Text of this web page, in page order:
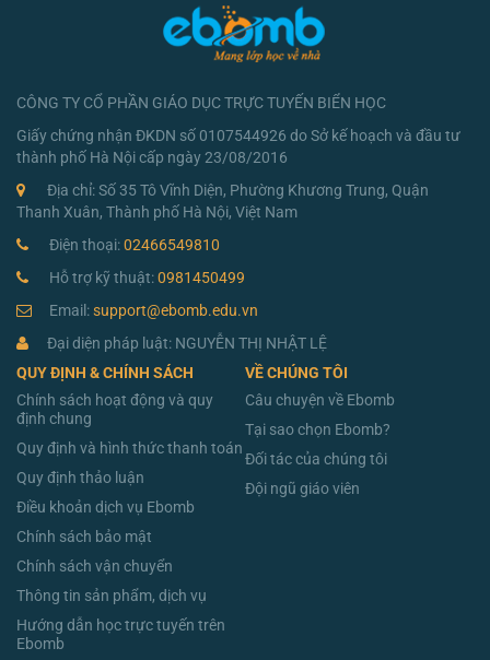
CÔNG TY CỔ PHẦN GIÁO DỤC TRỰC TUYẾN BIỂN HỌC
Giấy chứng nhận ĐKDN số 0107544926 do Sở kế hoạch và đầu tư
thành phố Hà Nội cấp ngày 23/08/2016
Địa chỉ: Số 35 Tô Vĩnh Diện, Phường Khương Trung, Quận
Thanh Xuân, Thành phố Hà Nội, Việt Nam
Điện thoại:02466549810
Hỗ trợ kỹ thuật:0981450499
Email:support@ebomb.edu.vn
Đại diện pháp luật: NGUYỄN THỊ NHẬT LỆ
QUY ĐỊNH & CHÍNH SÁCH
Chính sách hoạt động và quy
định chung
Quy định và hình thức thanh toán
Quy định thảo luận
Điều khoản dịch vụ Ebomb
Chính sách bảo mật
Chính sách vận chuyển
Thông tin sản phẩm, dịch vụ
Hướng dẫn học trực tuyến trên
Ebomb
VỀ CHÚNG TÔI
Câu chuyện về Ebomb
Tại sao chọn Ebomb?
Đối tác của chúng tôi
Đội ngũ giáo viên